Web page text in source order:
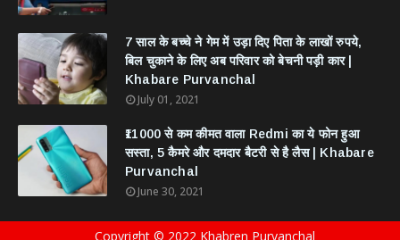
7 साल के बच्चे ने गेम में उड़ा दिए पिता के लाखों रुपये,
बिल चुकाने के लिए अब परिवार को बेचनी पड़ी कार |
Khabare Purvanchal
July 01, 2021
₹11000 से कम कीमत वाला Redmi का ये फोन हुआ
सस्ता, 5 कैमरे और दमदार बैटरी से है लैस | Khabare
Purvanchal
June 30, 2021
Copyright © 2022 Khabren Purvanchal